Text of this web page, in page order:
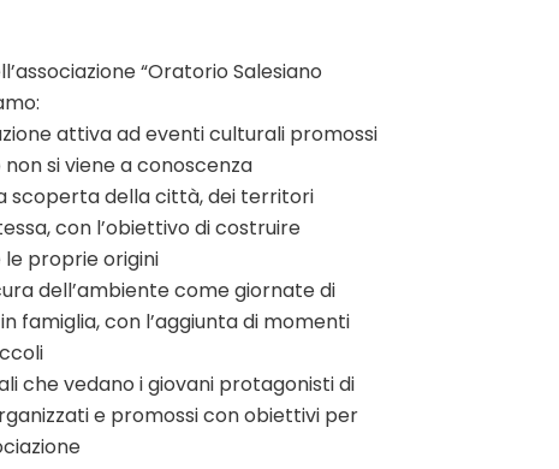
“Oratorio Salesiano
attiva ad eventi culturali promossi
si viene a conoscenza
scoperta della città, dei territori
con l’obiettivo di costruire
proprie origini
dell’ambiente come giornate di
famiglia, con l’aggiunta di momenti
che vedano i giovani protagonisti di
e promossi con obiettivi per